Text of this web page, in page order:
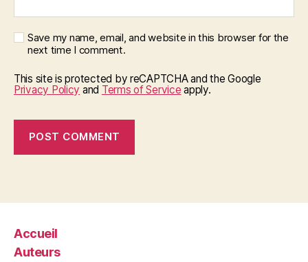
Save my name, email, and website in this browser for the
next time I comment.
This site is protected by reCAPTCHA and the Google
Privacy Policy and Terms of Service apply.
Accueil
Auteurs